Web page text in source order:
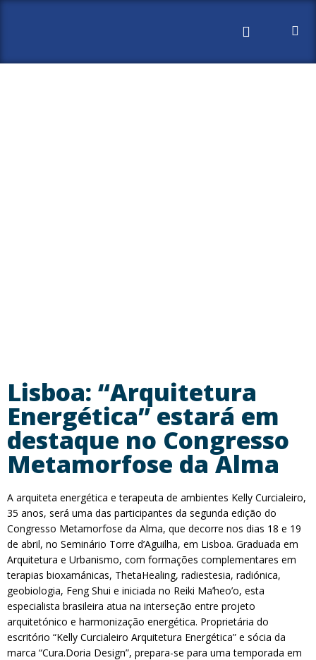
Lisboa: “Arquitetura
Energética” estará em
destaque no Congresso
Metamorfose da Alma
A arquiteta energética e terapeuta de ambientes Kelly Curcialeiro,
35 anos, será uma das participantes da segunda edição do
Congresso Metamorfose da Alma, que decorre nos dias 18 e 19
de abril, no Seminário Torre d’Aguilha, em Lisboa. Graduada em
Arquitetura e Urbanismo, com formações complementares em
terapias bioxamánicas, ThetaHealing, radiestesia, radiónica,
geobiologia, Feng Shui e iniciada no Reiki Ma’heo’o, esta
especialista brasileira atua na interseção entre projeto
arquitetónico e harmonização energética. Proprietária do
escritório “Kelly Curcialeiro Arquitetura Energética” e sócia da
marca “Cura.Doria Design”, prepara-se para uma temporada em